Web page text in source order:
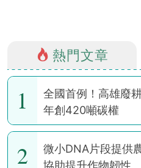
熱門文章
1
全國首例！高雄廢
年創420噸碳權
2
微小DNA片段提供
協助提升作物韌性